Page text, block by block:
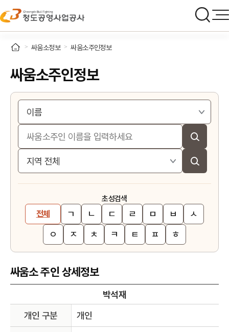
싸움소정보 싸움소주인정보
싸움소주인정보
초성검색
전체 ㄱ ㄴ ㄷ ㄹ ㅁ ㅂ
ㅅ
ㅇ
ㅈ ㅊ ㅋ ㅌ ㅍ ㅎ
싸움소 주인 상세정보
박석재
개인 구분
개인